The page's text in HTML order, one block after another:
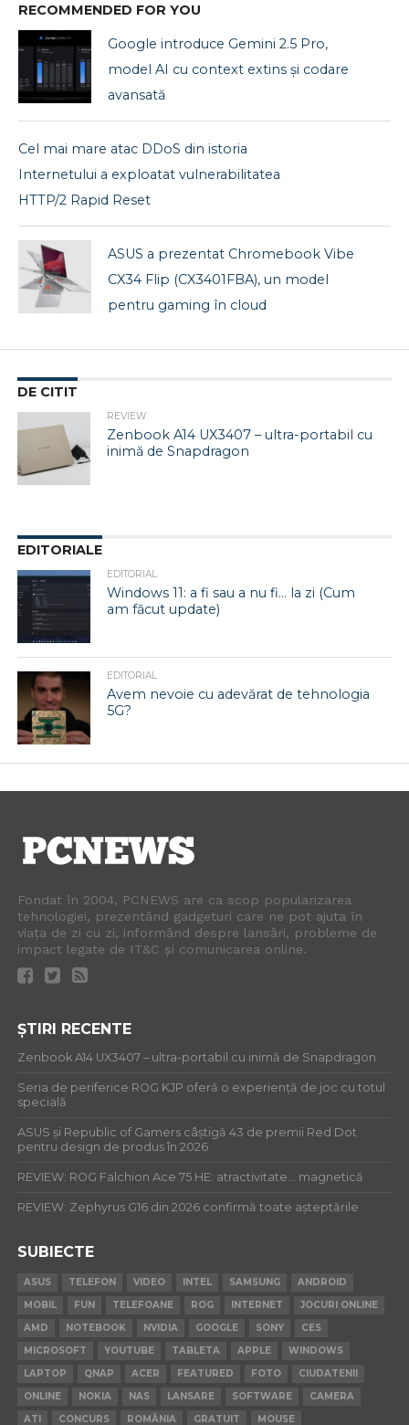
RECOMMENDED FOR YOU
Google introduce Gemini 2.5 Pro,
model AI cu context extins și codare
avansată
Cel mai mare atac DDoS din istoria
Internetului a exploatat vulnerabilitatea
HTTP/2 Rapid Reset
ASUS a prezentat Chromebook Vibe
CX34 Flip (CX3401FBA), un model
pentru gaming în cloud
DE CITIT
REVIEW
Zenbook A14 UX3407 – ultra-portabil cu
inimă de Snapdragon
EDITORIALE
EDITORIAL
Windows 11: a fi sau a nu fi… la zi (Cum
am făcut update)
EDITORIAL
Avem nevoie cu adevărat de tehnologia
5G?
Fondat în 2004, PCNEWS are ca scop popularizarea
tehnologiei, prezentând gadgeturi care ne pot ajuta în
viața de zi cu zi, informând despre lansări, probleme de
impact legate de IT&C și comunicarea online.
ȘTIRI RECENTE
Zenbook A14 UX3407 – ultra-portabil cu inimă de Snapdragon
Seria de periferice ROG KJP oferă o experiență de joc cu totul
specială
ASUS și Republic of Gamers câștigă 43 de premii Red Dot
pentru design de produs în 2026
REVIEW: ROG Falchion Ace 75 HE: atractivitate… magnetică
REVIEW: Zephyrus G16 din 2026 confirmă toate așteptările
SUBIECTE
ASUS TELEFON VIDEO INTEL SAMSUNG
ANDROID
MOBIL
FUN TELEFOANE ROG INTERNET
JOCURI ONLINE
AMD
NOTEBOOK NVIDIA GOOGLE SONY
CES
MICROSOFT
YOUTUBE TABLETA APPLE
WINDOWS
LAPTOP
QNAP ACER FEATURED FOTO
CIUDATENII
ONLINE
NOKIA NAS LANSARE SOFTWARE
CAMERA
ATI
CONCURS ROMÂNIA GRATUIT MOUSE